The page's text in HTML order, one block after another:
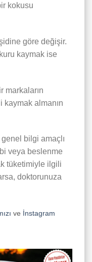
kokusu
göre değişir.
kaymak ise
markaların
kaymak almanın
bilgi amaçlı
veya beslenme
tüketimiyle ilgili
doktorunuza
ve İnstagram